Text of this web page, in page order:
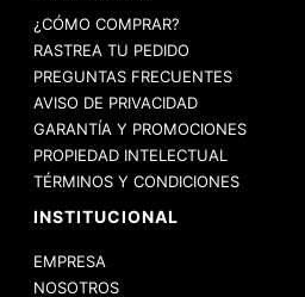
¿CÓMO COMPRAR?
RASTREA TU PEDIDO
PREGUNTAS FRECUENTES
AVISO DE PRIVACIDAD
GARANTÍA Y PROMOCIONES
PROPIEDAD INTELECTUAL
TÉRMINOS Y CONDICIONES
INSTITUCIONAL
EMPRESA
NOSOTROS